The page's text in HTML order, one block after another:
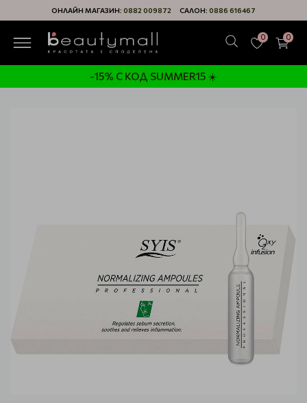
ОНЛАЙН МАГАЗИН: 0882 009872 САЛОН: 0886 616467
0 0
-15% С КОД SUMMER15 ☀️